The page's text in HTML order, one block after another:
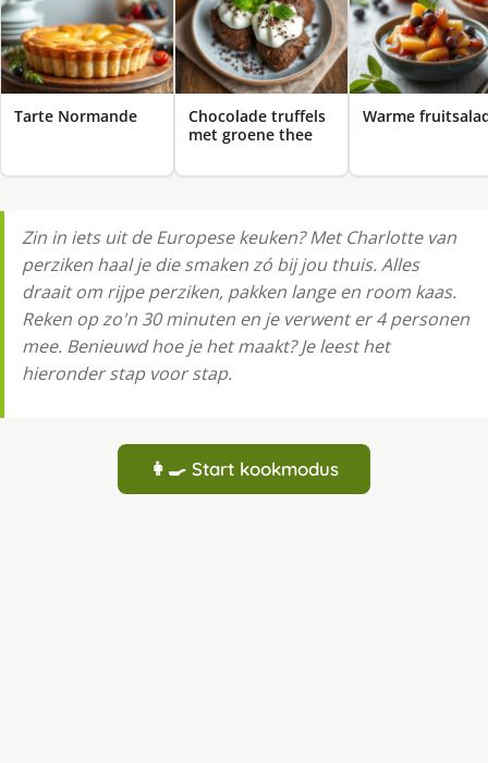
Tarte Normande
Chocolade truffels
met groene thee
Warme
Zin in iets uit de Europese keuken? Met Charlotte van
perziken haal je die smaken zó bij jou thuis. Alles
draait om rijpe perziken, pakken lange en room kaas.
Reken op zo'n 30 minuten en je verwent er 4 personen
mee. Benieuwd hoe je het maakt? Je leest het
hieronder stap voor stap.
👩‍🍳 Start kookmodus